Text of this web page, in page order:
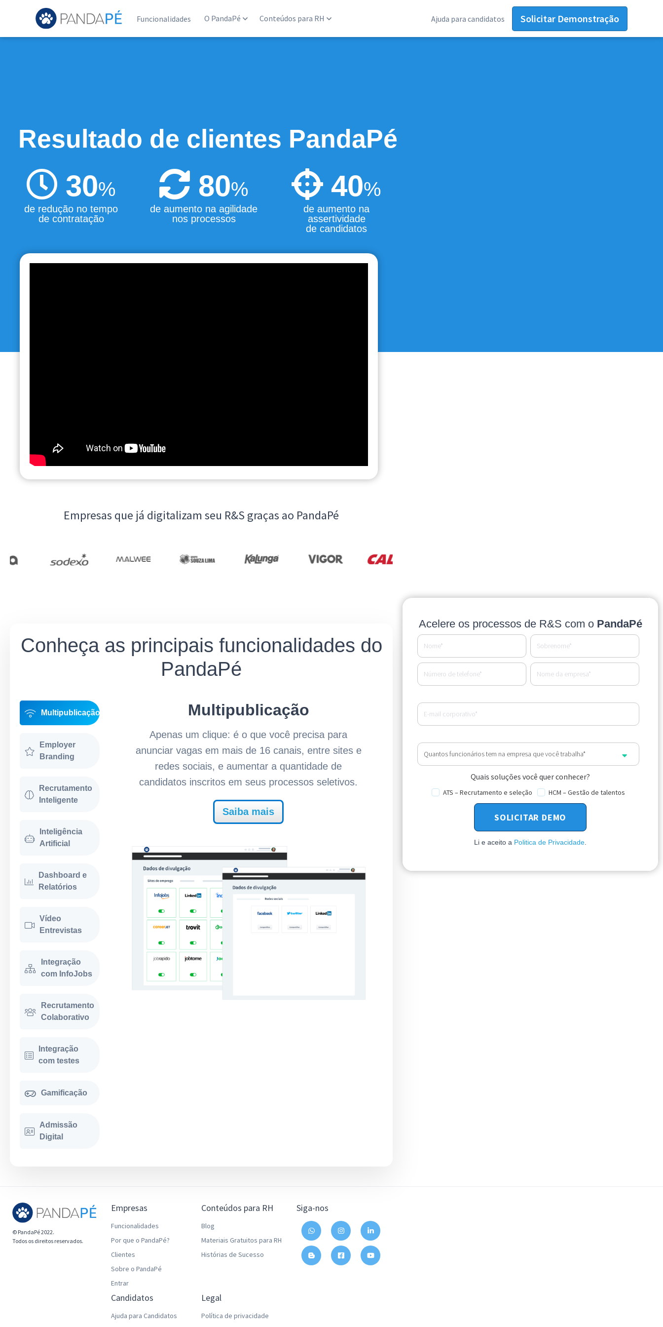
Funcionalidades O PandaPé Conteúdos para RH Ajuda para candidatos Solicitar Demonstração
Resultado de clientes PandaPé
30%
de redução no tempo
de contratação
80%
de aumento na agilidade
nos processos
40%
de aumento na
assertividade
de candidatos
Acelere os processos de R&S com o PandaPé
Quais soluções você quer conhecer?
ATS – Recrutamento e seleção HCM – Gestão de talentos
Li e aceito a Politica de Privacidade
Empresas que já digitalizam seu R&S graças ao PandaPé
Conheça as principais funcionalidades do
PandaPé
Multipublicação
Employer
Branding
Recrutamento
Inteligente
Inteligência
Artificial
Dashboard e
Relatórios
Vídeo
Entrevistas
Integração
com InfoJobs
Recrutamento
Colaborativo
Integração
com testes
Gamificação
Admissão
Digital
Multipublicação
Apenas um clique: é o que você precisa para
anunciar vagas em mais de 16 canais, entre sites e
redes sociais, e aumentar a quantidade de
candidatos inscritos em seus processos seletivos.
Saiba mais
© PandaPé 2022.
Todos os direitos reservados.
Empresas
Funcionalidades
Por que o PandaPé?
Clientes
Sobre o PandaPé
Entrar
Conteúdos para RH
Blog
Materiais Gratuitos para RH
Histórias de Sucesso
Candidatos
Ajuda para Candidatos
Legal
Política de privacidade
Siga-nos